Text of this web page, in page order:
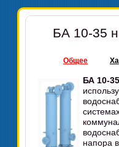
БА 10-35
Общее
БА 10-35
напора